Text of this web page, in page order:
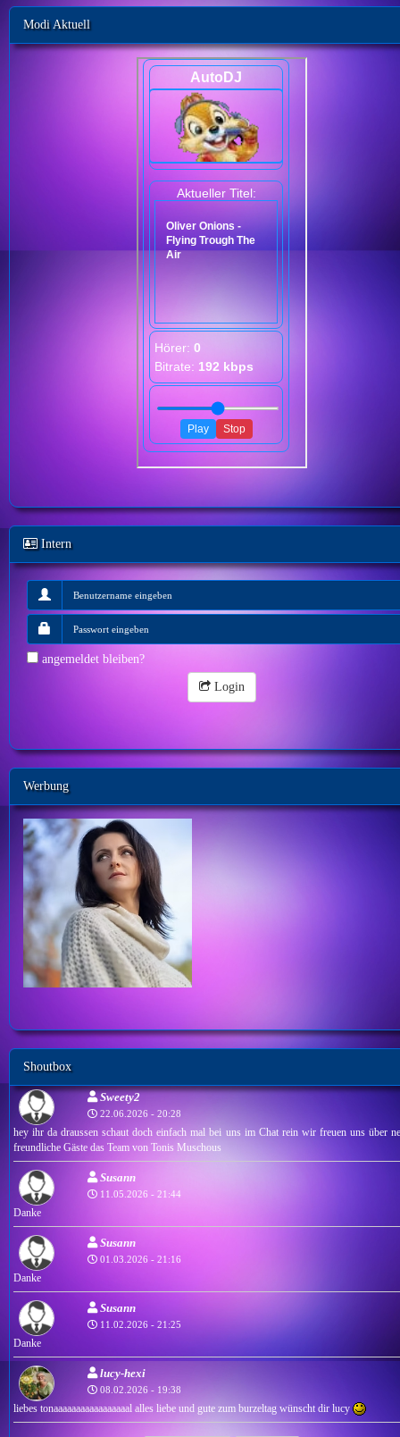
Modi Aktuell
Intern
angemeldet bleiben?
Login
Werbung
Shoutbox
Sweety2
22.06.2026 - 20:28
hey ihr da draussen schaut doch einfach mal bei uns im Chat rein wir freuen uns über
freundliche Gäste das Team von Tonis Muschous
Susann
11.05.2026 - 21:44
Danke
Susann
01.03.2026 - 21:16
Danke
Susann
11.02.2026 - 21:25
Danke
lucy-hexi
08.02.2026 - 19:38
liebes tonaaaaaaaaaaaaaaaaal alles liebe und gute zum burzeltag wünscht dir lucy